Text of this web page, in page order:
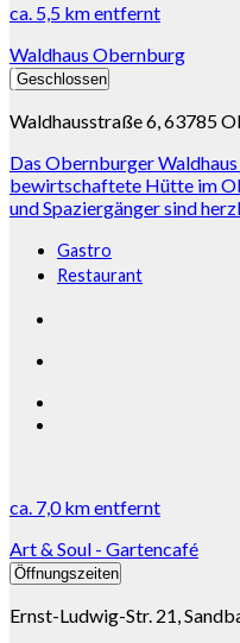
ca. 5,5 kmentfernt
Waldhaus Obernburg
Geschlossen
Waldhausstraße 6, 63785
Das Obernburger
bewirtschaftete Hütte im
und Spaziergänger sind
Gastro
Restaurant
ca. 7,0 kmentfernt
Art & Soul - Gartencafé
Öffnungszeiten
Ernst-Ludwig-Str. 21,